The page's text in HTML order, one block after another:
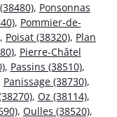
, Ponsonnas
, Pommier-de-
, Poisat (38320), Plan
, Pierre-Châtel
, Passins (38510),
Panissage (38730),
, Oz (38114),
, Oulles (38520),